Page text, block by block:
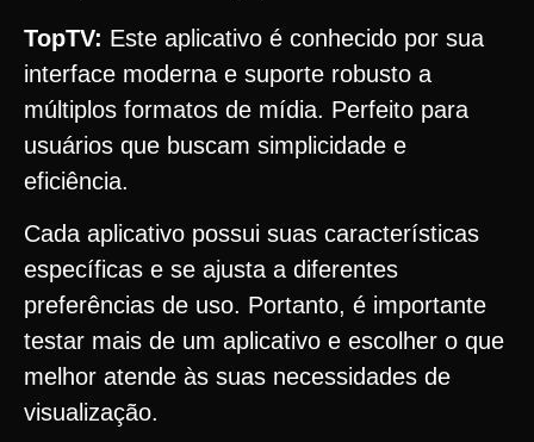
TopTV: Este aplicativo é conhecido por sua
interface moderna e suporte robusto a
múltiplos formatos de mídia. Perfeito para
usuários que buscam simplicidade e
eficiência.
Cada aplicativo possui suas características
específicas e se ajusta a diferentes
preferências de uso. Portanto, é importante
testar mais de um aplicativo e escolher o que
melhor atende às suas necessidades de
visualização.